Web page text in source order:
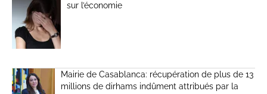
sur l’économie
Mairie de Casablanca: récupération de plus de 13
millions de dirhams indûment attribués par la